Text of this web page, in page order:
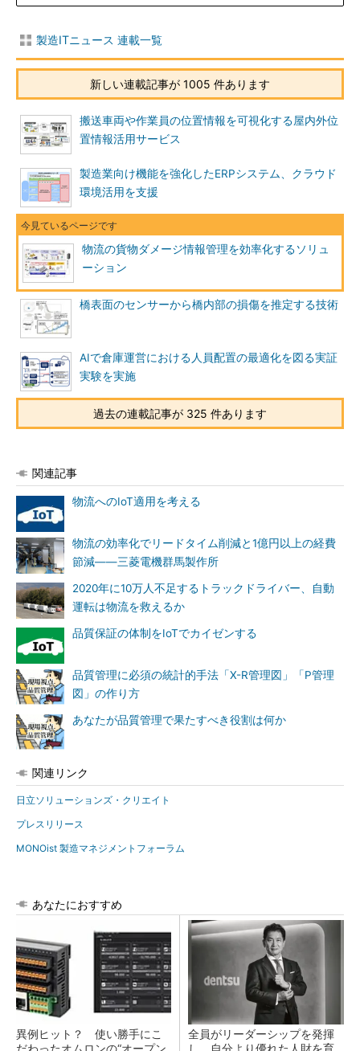
製造ITニュース 連載一覧
新しい連載記事が 1005 件あります
搬送車両や作業員の位置情報を可視化する屋内外位
置情報活用サービス
製造業向け機能を強化したERPシステム、クラウド
環境活用を支援
物流の貨物ダメージ情報管理を効率化するソリュ
ーション
橋表面のセンサーから橋内部の損傷を推定する技術
AIで倉庫運営における人員配置の最適化を図る実証
実験を実施
過去の連載記事が 325 件あります
関連記事
物流へのIoT適用を考える
物流の効率化でリードタイム削減と1億円以上の経費
節減――三菱電機群馬製作所
2020年に10万人不足するトラックドライバー、自動
運転は物流を救えるか
品質保証の体制をIoTでカイゼンする
品質管理に必須の統計的手法「X-R管理図」「P管理
図」の作り方
あなたが品質管理で果たすべき役割は何か
関連リンク
日立ソリューションズ・クリエイト
プレスリリース
MONOist 製造マネジメントフォーラム
あなたにおすすめ
異例ヒット？ 使い勝手にこ
だわったオムロンの“オープン
全員がリーダーシップを発揮
し、自分より優れた人財を育